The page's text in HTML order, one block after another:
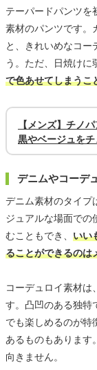
テーパードパンツを
素材のパンツです。
と、きれいめなコー
う。ただ、日焼けに
で色あせてしまうこ
【メンズ】チノ
黒やベージュをチ
デニムやコーデ
デニム素材のタイプ
ジュアルな場面での
むこともでき、 いい
ることができるのは
コーデュロイ素材は
す。凸凹のある独特
でも楽しめるのが特
あるものもあります
向きません。